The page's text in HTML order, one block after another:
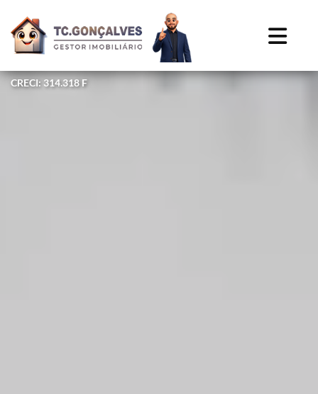
CRECI: 314.318 F